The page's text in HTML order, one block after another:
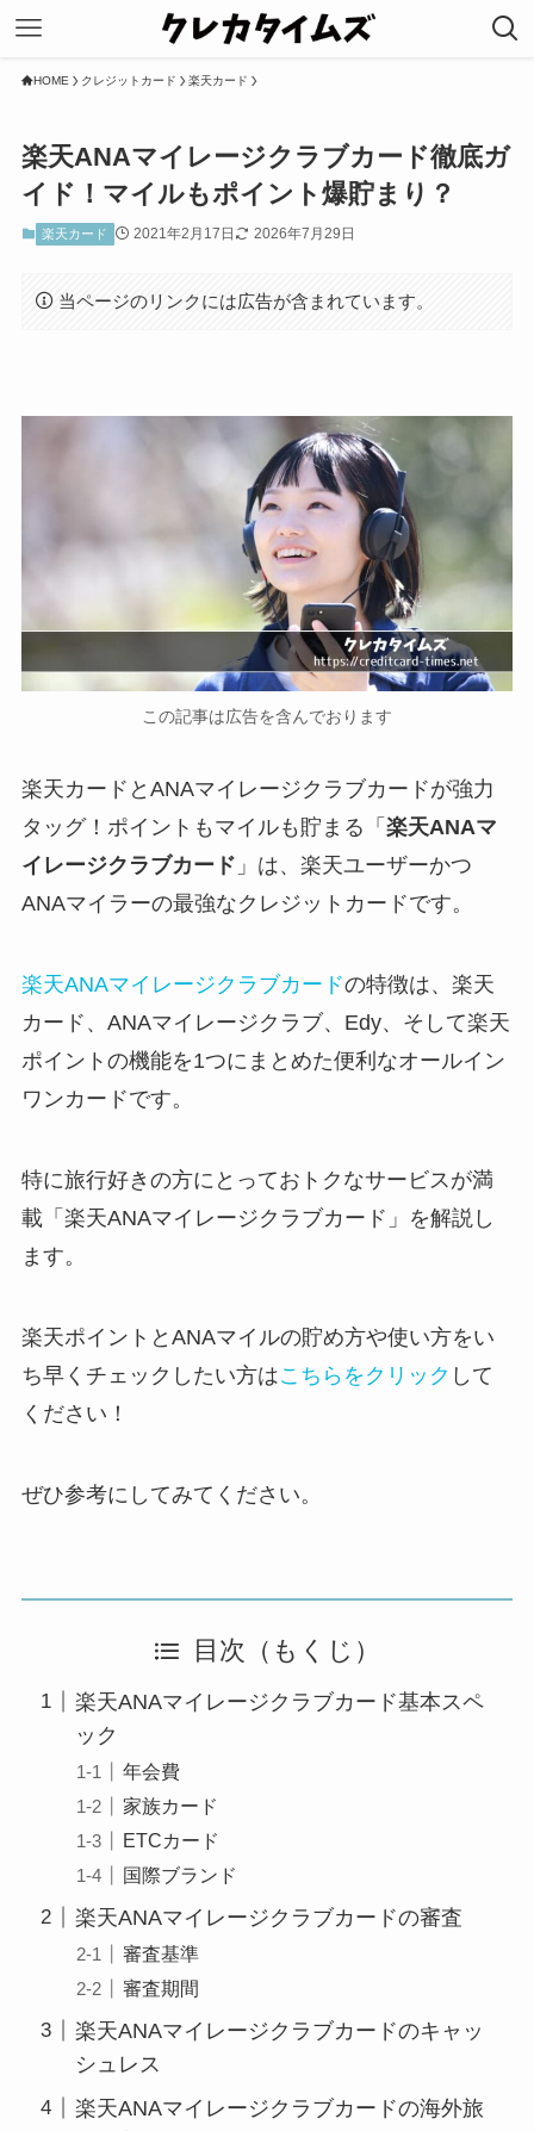
HOME クレジットカード 楽天カード
楽天ANAマイレージクラブカード徹底ガ
イド！マイルもポイント爆貯まり？
楽天カード 2021年2月17日 2026年7月29日
当ページのリンクには広告が含まれています。
この記事は広告を含んでおります
楽天カードとANAマイレージクラブカードが強力
タッグ！ポイントもマイルも貯まる「 楽天ANAマ
イレージクラブカード 」は、楽天ユーザーかつ
ANAマイラーの最強なクレジットカードです。
楽天ANAマイレージクラブカードの特徴は、楽天
カード、ANAマイレージクラブ、Edy、そして楽天
ポイントの機能を1つにまとめた便利なオールイン
ワンカードです。
特に旅行好きの方にとっておトクなサービスが満
載「 楽天ANAマイレージクラブカード 」を解説し
ます。
楽天ポイントとANAマイルの貯め方や使い方をい
ち早くチェックしたい方はこちらをクリック して
ください！
ぜひ参考にしてみてください。
目次（もくじ）
楽天ANAマイレージクラブカード基本スペ
ック
年会費
家族カード
ETCカード
国際ブランド
楽天ANAマイレージクラブカードの審査
審査基準
審査期間
楽天ANAマイレージクラブカードのキャッ
シュレス
楽天ANAマイレージクラブカードの海外旅